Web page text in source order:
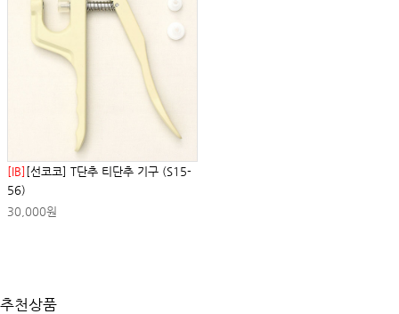
[IB] [선코코] T단추 티단추 기구 (S15-
56)
30,000원
추천상품